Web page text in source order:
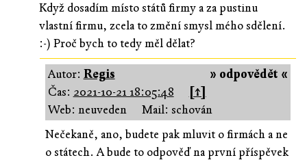
Když dosadím místo států firmy a za pustinu
vlastní firmu, zcela to změní smysl mého sdělení.
:-) Proč bych to tedy měl dělat?
» odpovědět «
Autor: Regis
Čas: 2021-10-21 18:05:48
[↑]
Web: neuveden
Mail: schován
Nečekaně, ano, budete pak mluvit o firmách a ne
o státech. A bude to odpověď na první příspěvek